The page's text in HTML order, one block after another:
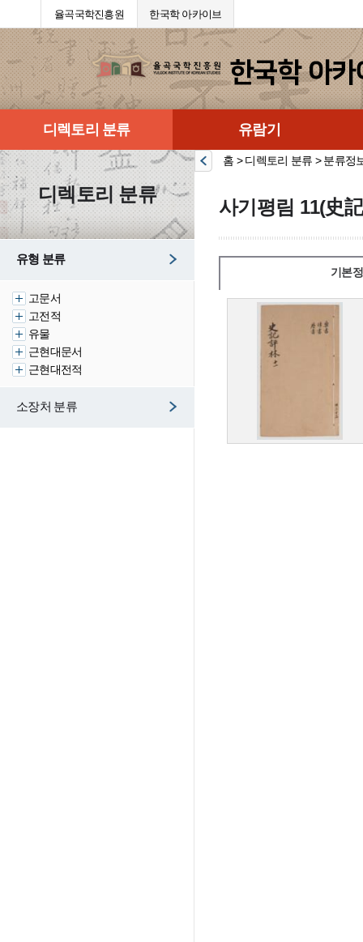
율곡국학진흥원 한국학 아카이브
디렉토리 분류 유람기
디렉토리 분류
유형 분류
고문서
고전적
유물
근현대문서
근현대전적
소장처 분류
홈 > 디렉토리 분류 > 분류정
사기평림 11(史
기본